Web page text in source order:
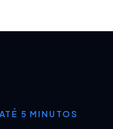
listado nessa
5 MINUTOS